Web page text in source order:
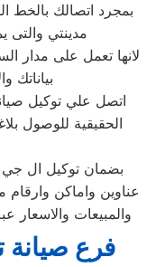
بمجرد اتصالك بالخط
مدينتي‏
لانها تعمل على مدار
بياناتك
اتصل علي توكيل
الحقيقية للوصول
بضمان توكيل ال جي
عناوين واماكن وارقام
والمبيعات والاسعار
فرع صيانة